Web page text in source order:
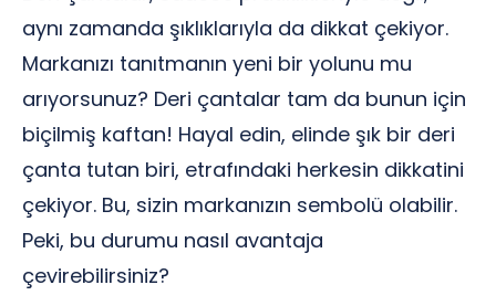
aynı zamanda şıklıklarıyla da dikkat çekiyor.
Markanızı tanıtmanın yeni bir yolunu mu
arıyorsunuz? Deri çantalar tam da bunun için
biçilmiş kaftan! Hayal edin, elinde şık bir deri
çanta tutan biri, etrafındaki herkesin dikkatini
çekiyor. Bu, sizin markanızın sembolü olabilir.
Peki, bu durumu nasıl avantaja
çevirebilirsiniz?